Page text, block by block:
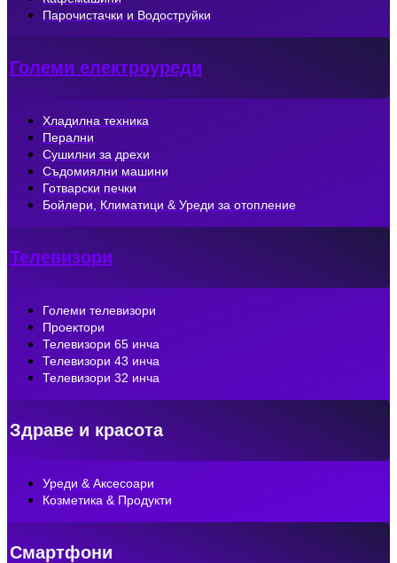
Парочистачки и Водоструйки
Големи електроуреди
Хладилна техника
Перални
Сушилни за дрехи
Съдомиялни машини
Готварски печки
Бойлери, Климатици & Уреди за отопление
Телевизори
Големи телевизори
Проектори
Телевизори 65 инча
Телевизори 43 инча
Телевизори 32 инча
Здраве и красота
Уреди & Аксесоари
Козметика & Продукти
Смартфони